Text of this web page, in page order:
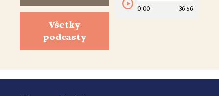
Všetky
podcasty
0:00 36:56